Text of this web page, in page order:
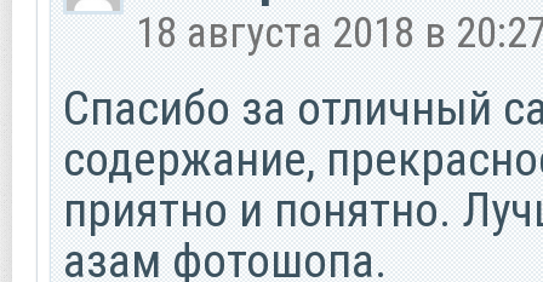
18 августа 2018 в
Спасибо за отличный
содержание,
приятно и понятно.
азам фотошопа.